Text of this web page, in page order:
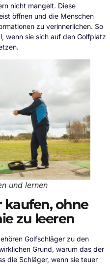
nicht mangelt. Diese
öffnen und die Menschen
zu verinnerlichen. So
wenn sie sich auf den Golfplatz
und lernen
kaufen, ohne
zu leeren
Golfschläger zu den
Grund, warum das der
die Schläger, wenn sie teuer